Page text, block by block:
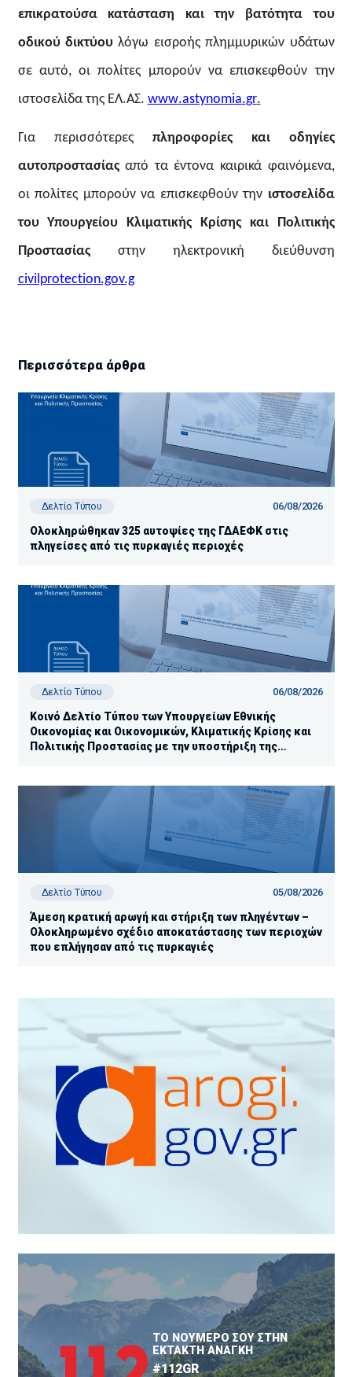
επικρατούσα κατάσταση και την βατότητα του
οδικού δικτύουλόγω εισροής πλημμυρικών υδάτων
σε αυτό, οι πολίτες μπορούν να επισκεφθούν την
ιστοσελίδα της ΕΛ.ΑΣ. www.astynomia.gr.
Για περισσότερες πληροφορίες και οδηγίες
αυτοπροστασίαςαπό τα έντονα καιρικά φαινόμενα,
οι πολίτες μπορούν να επισκεφθούν την ιστοσελίδα
του Υπουργείου Κλιματικής Κρίσης και Πολιτικής
Προστασίαςστην ηλεκτρονική διεύθυνση
civilprotection.gov.g
Περισσότερα άρθρα
Δελτίο Τύπου 06/08/2026
Ολοκληρώθηκαν 325 αυτοψίες της ΓΔΑΕΦΚ στις
πληγείσες από τις πυρκαγιές περιοχές
Δελτίο Τύπου 06/08/2026
Κοινό Δελτίο Τύπου των Υπουργείων Εθνικής
Οικονομίας και Οικονομικών, Κλιματικής Κρίσης και
Πολιτικής Προστασίας με την υποστήριξη της
Δελτίο Τύπου 05/08/2026
Άμεση κρατική αρωγή και στήριξη των πληγέντων –
Ολοκληρωμένο σχέδιο αποκατάστασης των περιοχών
που επλήγησαν από τις πυρκαγιές
ΤΟ ΝΟΥΜΕΡΟ ΣΟΥ ΣΤΗΝ
ΕΚΤΑΚΤΗ ΑΝΑΓΚΗ
#112GR